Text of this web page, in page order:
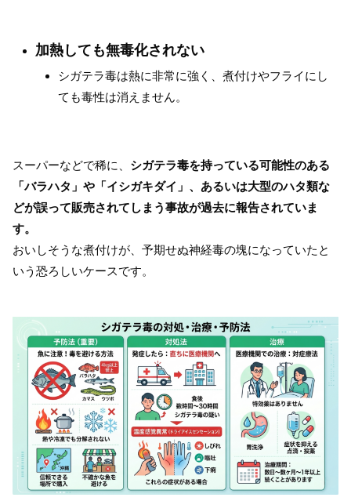
加熱しても無毒化されない
シガテラ毒は熱に非常に強く、煮付けやフライにし
ても毒性は消えません。
スーパーなどで稀に、 シガテラ毒を持っている可能性のある
「バラハタ」や「イシガキダイ」、あるいは大型のハタ類な
どが誤って販売されてしまう事故が過去に報告されていま
す。
おいしそうな煮付けが、予期せぬ神経毒の塊になっていたと
いう恐ろしいケースです。